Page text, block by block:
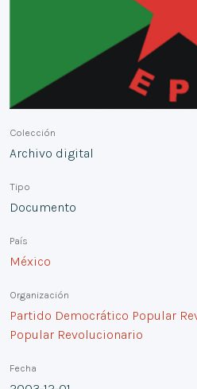
Colección
Archivo digital
Tipo
Documento
País
México
Organización
Partido Democrático Popular
Popular Revolucionario
Fecha